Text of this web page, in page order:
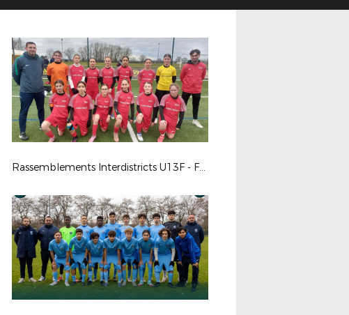
Rassemblements Interdistricts U13F - Fév. 2026